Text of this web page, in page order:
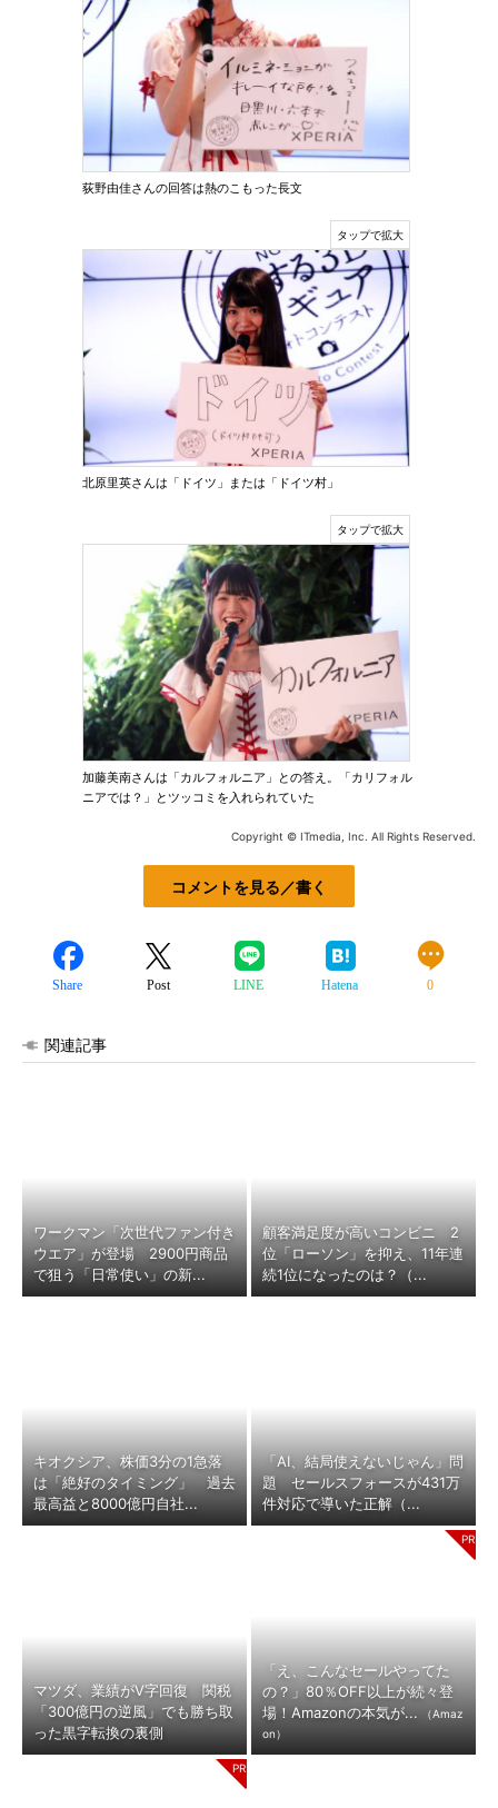
荻野由佳さんの回答は熱のこもった長文
北原里英さんは「ドイツ」または「ドイツ村」
加藤美南さんは「カルフォルニア」との答え。「カリフォル
ニアでは？」とツッコミを入れられていた
Copyright © ITmedia, Inc. All Rights Reserved.
コメントを見る／書く
Share Post LINE Hatena 0
関連記事
ワークマン「次世代ファン付き
ウエア」が登場 2900円商品
で狙う「日常使い」の新...
顧客満足度が高いコンビニ 2
位「ローソン」を抑え、11年連
続1位になったのは？（...
キオクシア、株価3分の1急落
は「絶好のタイミング」 過去
最高益と8000億円自社...
「AI、結局使えないじゃん」問
題 セールスフォースが431万
件対応で導いた正解（...
マツダ、業績がV字回復 関税
「300億円の逆風」でも勝ち取
った黒字転換の裏側
「え、こんなセールやってた
の？」80％OFF以上が続々登
場！Amazonの本気が...
（Amaz
on）